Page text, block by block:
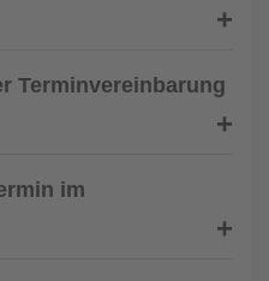
Terminvereinbarung
im